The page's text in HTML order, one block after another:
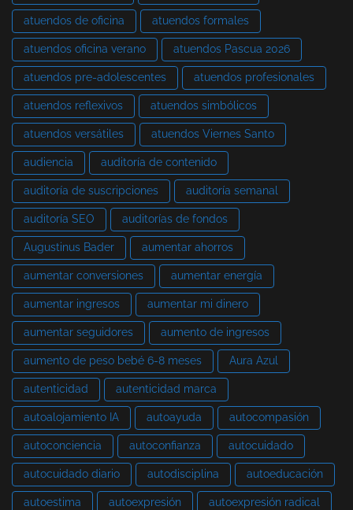
atuendos de oficina atuendos formales
atuendos oficina verano atuendos Pascua 2026
atuendos pre-adolescentes atuendos profesionales
atuendos reflexivos atuendos simbólicos
atuendos versátiles atuendos Viernes Santo
audiencia auditoría de contenido
auditoría de suscripciones auditoría semanal
auditoría SEO auditorías de fondos
Augustinus Bader aumentar ahorros
aumentar conversiones aumentar energía
aumentar ingresos aumentar mi dinero
aumentar seguidores aumento de ingresos
aumento de peso bebé 6-8 meses Aura Azul
autenticidad autenticidad marca
autoalojamiento IA autoayuda autocompasión
autoconciencia autoconfianza autocuidado
autocuidado diario autodisciplina autoeducación
autoestima autoexpresión autoexpresión radical